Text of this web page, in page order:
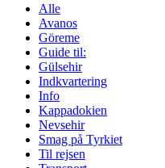
Alle
Avanos
Göreme
Guide til:
Gülsehir
Indkvartering
Info
Kappadokien
Nevsehir
Smag på Tyrkiet
Til rejsen